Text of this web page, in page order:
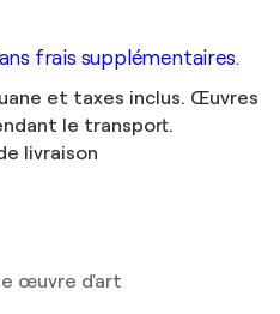
frais supplémentaires.
et taxes inclus. Œuvres
le transport.
livraison
œuvre d'art